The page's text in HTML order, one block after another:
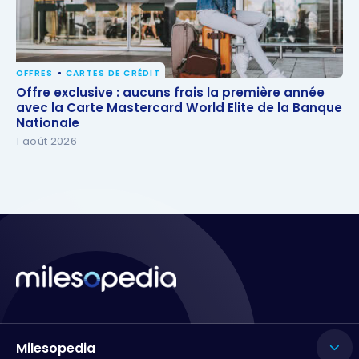
Offre exclusive : aucuns frais la première année
avec la Carte Mastercard World Elite de la Banque
Nationale
OFFRES CARTES DE CRÉDIT
Offre exclusive : aucuns frais la première année
avec la Carte Mastercard World Elite de la Banque
Nationale
1 août 2026
Milesopedia